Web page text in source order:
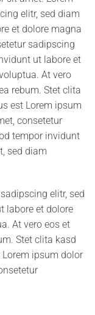
elitr, sed diam
et dolore magna
sadipscing
ut labore et
At vero
rebum. Stet clita
est Lorem ipsum
consetetur
tempor invidunt
sed diam
elitr, sed
labore et dolore
At vero eos et
Stet clita kasd
ipsum dolor